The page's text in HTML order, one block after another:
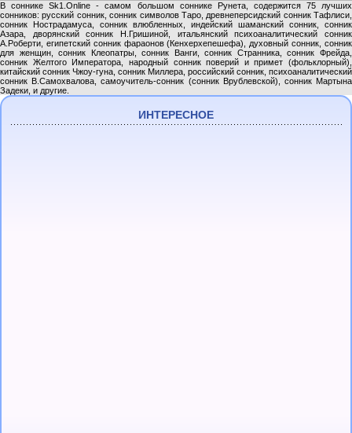
В соннике Sk1.Online - самом большом соннике Рунета, содержится 75 лучших
сонников: русский сонник, сонник символов Таро, древнеперсидский сонник Тафлиси,
сонник Нострадамуса, сонник влюбленных, индейский шаманский сонник, сонник
Азара, дворянский сонник Н.Гришиной, итальянский психоаналитический сонник
А.Роберти, египетский сонник фараонов (Кенхерхепешефа), духовный сонник, сонник
для женщин, сонник Клеопатры, сонник Ванги, сонник Странника, сонник Фрейда,
сонник Желтого Императора, народный сонник поверий и примет (фольклорный),
китайский сонник Чжоу-гуна, сонник Миллера, российский сонник, психоаналитический
сонник В.Самохвалова, самоучитель-сонник (сонник Врублевской), сонник Мартына
Задеки, и другие.
ИНТЕРЕСНОЕ